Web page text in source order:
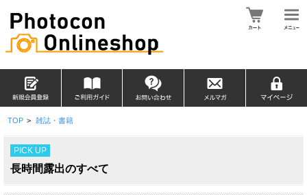
TOP > 雑誌・書籍
PICK UP
長時間露出のすべて